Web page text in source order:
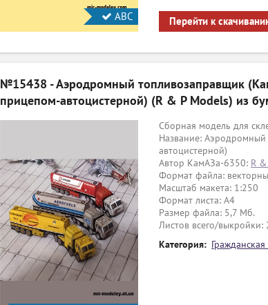
АВС Перейти к
№15438 - Аэродромный топливозаправщик
прицепом-автоцистерной) (R & P Models) из
Сборная модель для
Название:
автоцистерной)
Автор КамАЗа-6350: R
Формат файла:
Масштаб макета: 1:250
Формат листа: А4
Размер файла: 5,7 Мб.
Листов всего/выкройки:
Категория: